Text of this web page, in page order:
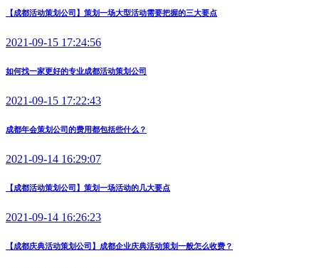
【成都活动策划公司】策划一场大型活动需要把握的三大要点
2021-09-15 17:24:56
如何找一家更好的专业成都活动策划公司
2021-09-15 17:22:43
成都年会策划公司的费用都包括些什么？
2021-09-14 16:29:07
【成都活动策划公司】策划一场活动的几大要点
2021-09-14 16:26:23
【成都庆典活动策划公司】成都企业庆典活动策划一般怎么收费？